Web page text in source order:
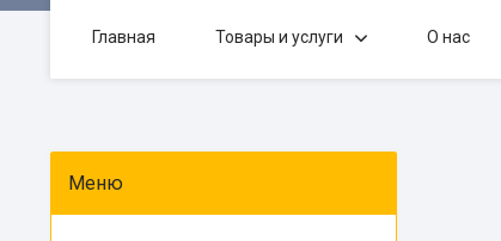
Главная Товары и услуги О нас